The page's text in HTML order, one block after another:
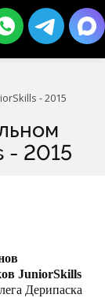
- 2015
- 2015
JuniorSkills
Дерипаска